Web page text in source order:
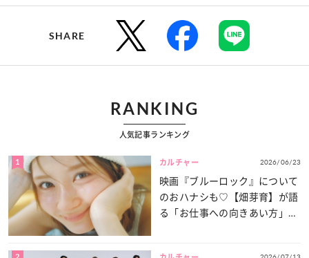
SHARE
RANKING
人気記事ランキング
1 カルチャー 2026/06/23
映画『ブルーロック』について
のおハナシも♡【畑芽育】が語
る「お仕事への向きあい方」と